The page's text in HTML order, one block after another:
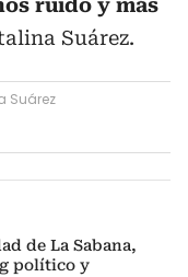
ruido y más
Suárez.
Suárez
de La Sabana,
político y